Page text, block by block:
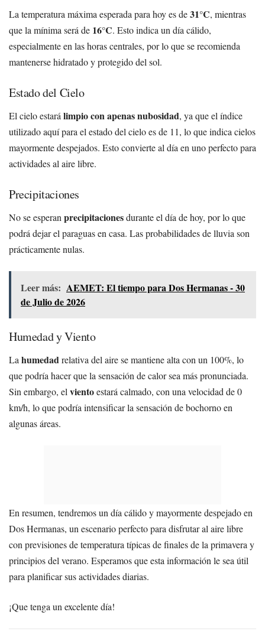
La temperatura máxima esperada para hoy es de31°C, mientras
que la mínima será de 16°C. Esto indica un día cálido,
especialmente en las horas centrales, por lo que se recomienda
mantenerse hidratado y protegido del sol.
Estado del Cielo
El cielo estarálimpio con apenas nubosidad, ya que el índice
utilizado aquí para el estado del cielo es de 11, lo que indica cielos
mayormente despejados. Esto convierte al día en uno perfecto para
actividades al aire libre.
Precipitaciones
No se esperanprecipitacionesdurante el día de hoy, por lo que
podrá dejar el paraguas en casa. Las probabilidades de lluvia son
prácticamente nulas.
Leer más: AEMET: El tiempo para Dos Hermanas - 30
de Julio de 2026
Humedad y Viento
Lahumedadrelativa del aire se mantiene alta con un 100%, lo
que podría hacer que la sensación de calor sea más pronunciada.
Sin embargo, elvientoestará calmado, con una velocidad de 0
km/h, lo que podría intensificar la sensación de bochorno en
algunas áreas.
En resumen, tendremos un día cálido y mayormente despejado en
Dos Hermanas, un escenario perfecto para disfrutar al aire libre
con previsiones de temperatura típicas de finales de la primavera y
principios del verano. Esperamos que esta información le sea útil
para planificar sus actividades diarias.
¡Que tenga un excelente día!